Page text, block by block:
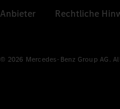
Anbieter Rechtliche
© 2026 Mercedes-Benz Group AG.